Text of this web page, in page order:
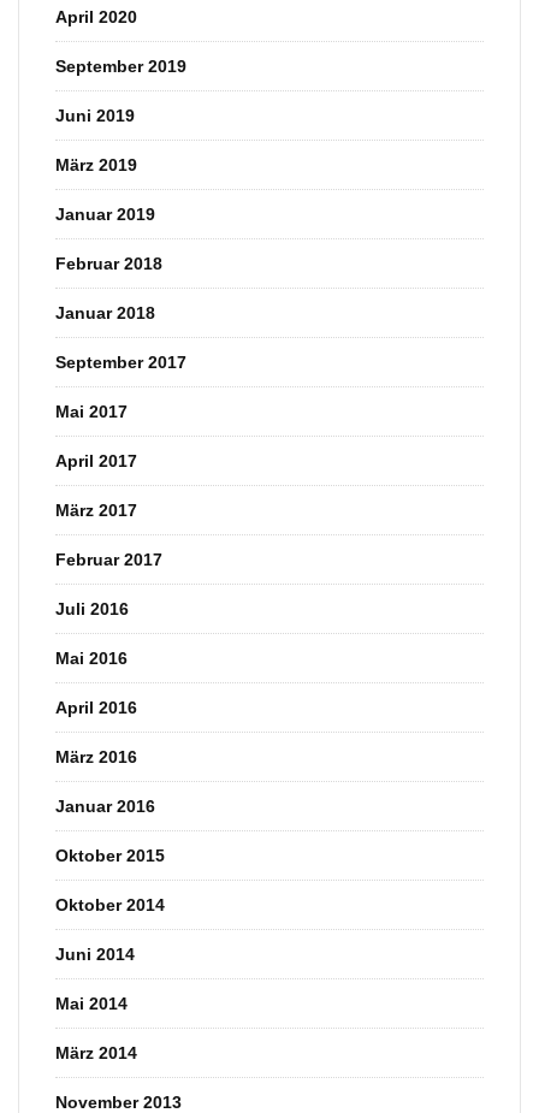
April 2020
September 2019
Juni 2019
März 2019
Januar 2019
Februar 2018
Januar 2018
September 2017
Mai 2017
April 2017
März 2017
Februar 2017
Juli 2016
Mai 2016
April 2016
März 2016
Januar 2016
Oktober 2015
Oktober 2014
Juni 2014
Mai 2014
März 2014
November 2013